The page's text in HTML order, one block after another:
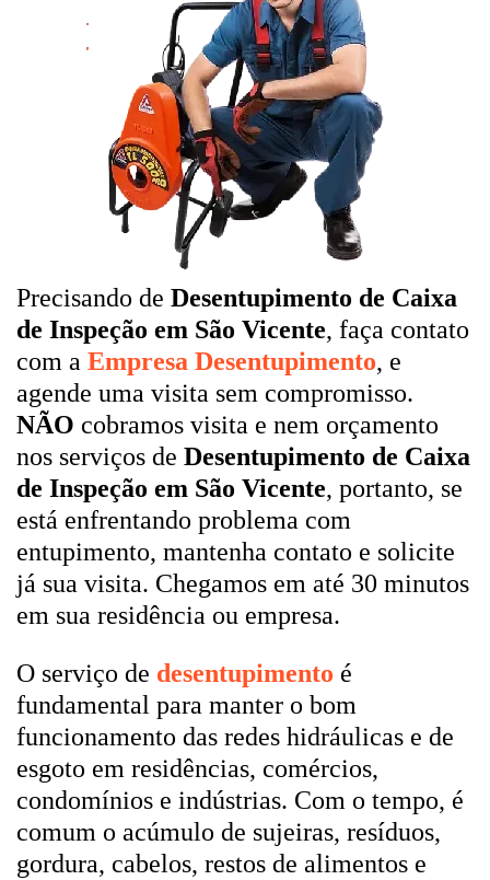
Precisando de Desentupimento de Caixa
de Inspeção em São Vicente, faça contato
com a Empresa Desentupimento, e
agende uma visita sem compromisso.
NÃO cobramos visita e nem orçamento
nos serviços de Desentupimento de Caixa
de Inspeção em São Vicente, portanto, se
está enfrentando problema com
entupimento, mantenha contato e solicite
já sua visita. Chegamos em até 30 minutos
em sua residência ou empresa.
O serviço de desentupimento é
fundamental para manter o bom
funcionamento das redes hidráulicas e de
esgoto em residências, comércios,
condomínios e indústrias. Com o tempo, é
comum o acúmulo de sujeiras, resíduos,
gordura, cabelos, restos de alimentos e